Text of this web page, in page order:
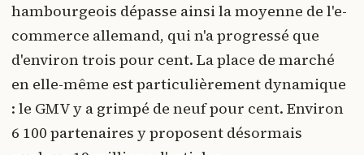
hambourgeois dépasse ainsi la moyenne de l'e-
commerce allemand, qui n'a progressé que
d'environ trois pour cent. La place de marché
en elle-même est particulièrement dynamique
: le GMV y a grimpé de neuf pour cent. Environ
6 100 partenaires y proposent désormais